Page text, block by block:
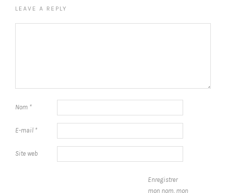
LEAVE A REPLY
Nom *
E-mail *
Site web
Enregistrer
mon nom, mon